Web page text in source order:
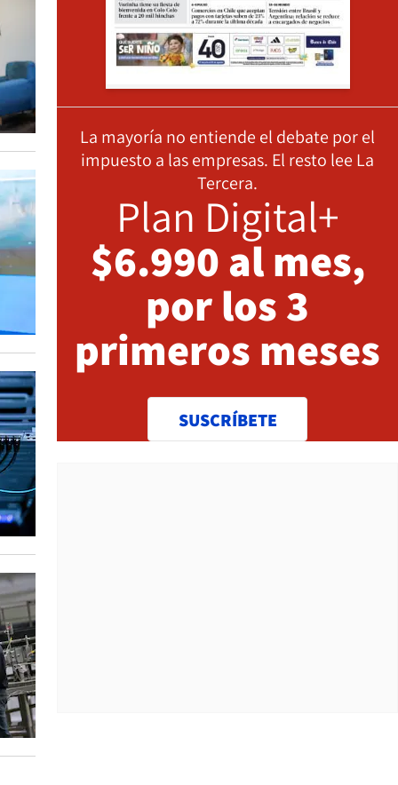
La mayoría no entiende el debate por el
impuesto a las empresas. El resto lee La
Tercera.
Plan Digital+
$6.990 al mes,
por los 3
primeros meses
SUSCRÍBETE